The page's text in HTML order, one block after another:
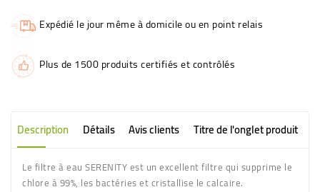
Expédié le jour même à domicile ou en point relais
Plus de 1500 produits certifiés et contrôlés
Description Détails Avis clients Titre de l'onglet produit
Le filtre à eau SERENITY est un excellent filtre qui supprime le
chlore à 99%, les bactéries et cristallise le calcaire.